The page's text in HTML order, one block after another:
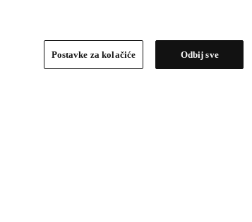
Postavke za kolačiće Odbij sve